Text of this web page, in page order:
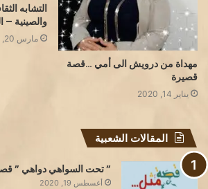
مهداة من درويش الى أمي …قصة
قصيرة
يناير 14, 2020
التشابه
والصينية –
مارس 20, 2021
المقالات الشعبية
” تحت السواهي دواهي ”
أغسطس 19, 2020